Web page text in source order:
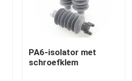
PA6-isolator met
schroefklem